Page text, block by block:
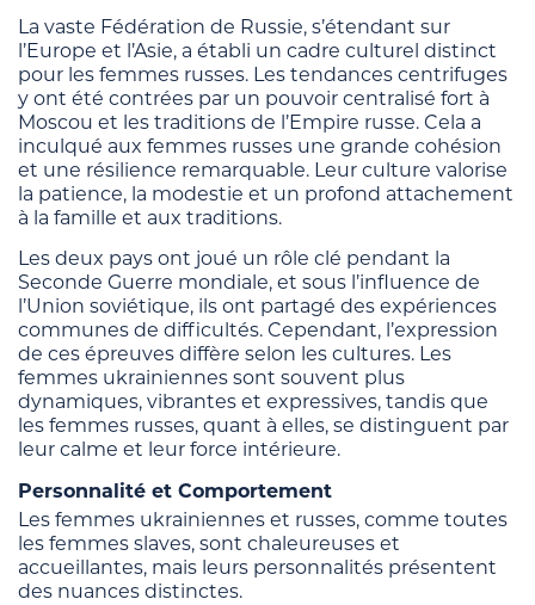
La vaste Fédération de Russie, s’étendant sur
l’Europe et l’Asie, a établi un cadre culturel distinct
pour les femmes russes. Les tendances centrifuges
y ont été contrées par un pouvoir centralisé fort à
Moscou et les traditions de l’Empire russe. Cela a
inculqué aux femmes russes une grande cohésion
et une résilience remarquable. Leur culture valorise
la patience, la modestie et un profond attachement
à la famille et aux traditions.
Les deux pays ont joué un rôle clé pendant la
Seconde Guerre mondiale, et sous l’influence de
l’Union soviétique, ils ont partagé des expériences
communes de difficultés. Cependant, l’expression
de ces épreuves diffère selon les cultures. Les
femmes ukrainiennes sont souvent plus
dynamiques, vibrantes et expressives, tandis que
les femmes russes, quant à elles, se distinguent par
leur calme et leur force intérieure.
Personnalité et Comportement
Les femmes ukrainiennes et russes, comme toutes
les femmes slaves, sont chaleureuses et
accueillantes, mais leurs personnalités présentent
des nuances distinctes.